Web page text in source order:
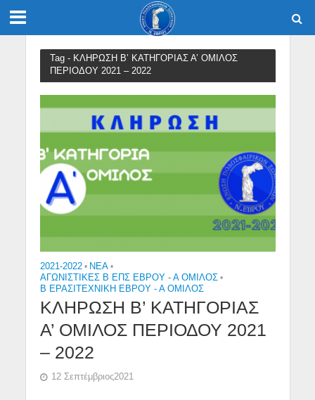
Tag - ΚΛΗΡΩΣΗ Β’ ΚΑΤΗΓΟΡΙΑΣ Α’ ΟΜΙΛΟΣ
ΠΕΡΙΟΔΟΥ 2021 – 2022
2021-2022 • NEA •
ΑΓΩΝΙΣΤΙΚΕΣ Β ΕΠΣ ΕΒΡΟΥ - Α ΟΜΙΛΟΣ •
Β ΕΡΑΣΙΤΕΧΝΙΚΉ ΈΒΡΟΥ - Α ΌΜΙΛΟΣ
ΚΛΗΡΩΣΗ Β’ ΚΑΤΗΓΟΡΙΑΣ
Α’ ΟΜΙΛΟΣ ΠΕΡΙΟΔΟΥ 2021
– 2022
12 Σεπτέμβριος2021